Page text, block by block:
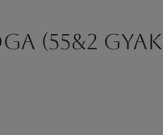
(55&2